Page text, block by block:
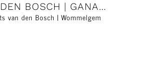
FRITS VAN DEN BOSCH | GANADOR DEL PREMIO DE DISEÑO MIDO
van den Bosch | Wommelgem